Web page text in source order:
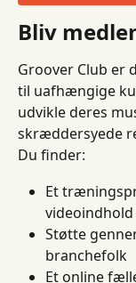
Bliv
Groover Club er
til uafhængige
udvikle deres
skræddersyede
Du finder:
Et
Støtte
branchefolk
Et online